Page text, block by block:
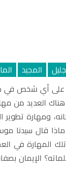
المجيد
أي شخص في
العديد من
ومهارة
ماذا قال
تلك المهارة
الإيمان